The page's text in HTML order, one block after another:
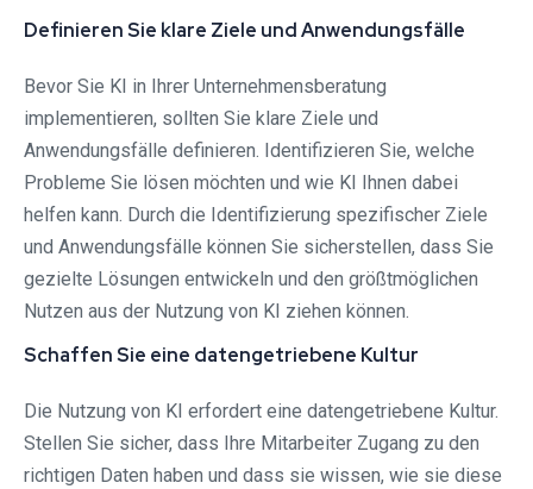
Definieren Sie klare Ziele und Anwendungsfälle
Bevor Sie KI in Ihrer Unternehmensberatung
implementieren, sollten Sie klare Ziele und
Anwendungsfälle definieren. Identifizieren Sie, welche
Probleme Sie lösen möchten und wie KI Ihnen dabei
helfen kann. Durch die Identifizierung spezifischer Ziele
und Anwendungsfälle können Sie sicherstellen, dass Sie
gezielte Lösungen entwickeln und den größtmöglichen
Nutzen aus der Nutzung von KI ziehen können.
Schaffen Sie eine datengetriebene Kultur
Die Nutzung von KI erfordert eine datengetriebene Kultur.
Stellen Sie sicher, dass Ihre Mitarbeiter Zugang zu den
richtigen Daten haben und dass sie wissen, wie sie diese